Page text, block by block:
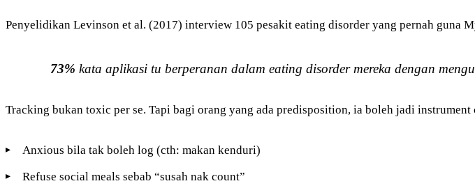
Penyelidikan Levinson et al. (2017) interview 105 pesakit eating disorder yang pernah guna
73% kata aplikasi tuberperanan dalam eating disorder mereka dengan
Tracking bukan toxic per se. Tapi bagi orang yang ada predisposition, ia boleh jadi
Anxious bila tak boleh log (cth: makan kenduri)
Refuse social meals sebab “susah nak count”